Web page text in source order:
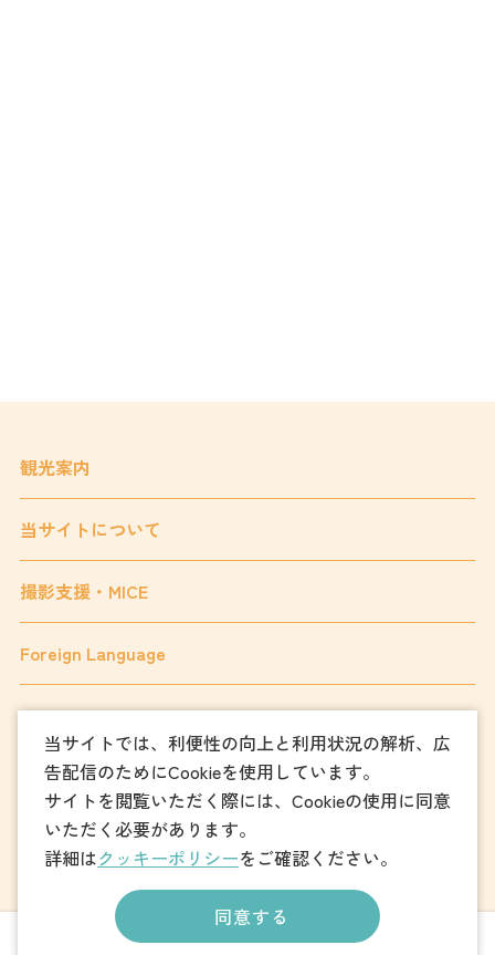
観光案内
当サイトについて
撮影支援・MICE
Foreign Language
フォトダウンロード
パンフレットダウンロード
お問い合わせ
当サイトでは、利便性の向上と利用状況の解析、広
告配信のためにCookieを使用しています。
サイトを閲覧いただく際には、Cookieの使用に同意
いただく必要があります。
詳細はクッキーポリシーをご確認ください。
同意する